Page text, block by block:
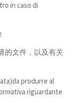
in caso di
的文件，以及有关
produrre al
riguardante